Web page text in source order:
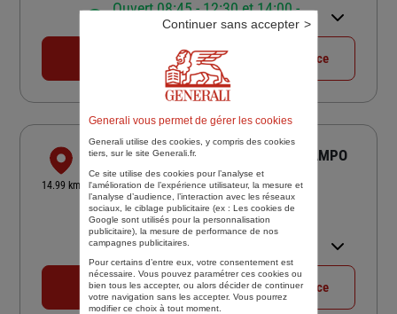
Ouvert 08:45 - 12:30 et 14:00 -
Voir la fiche agence
14.99 km
LE SUD ASSURE - S.CHAMINADE R. CAMPO
8 PL WILSON
83390 PIERREFEU DU VAR
4,8/5Note de 4.8 sur 5
(Google) 146 avis
Ouvert 09:00 - 12:30 et 13:30 -
17:00
04 94 48 14 37 Voir la fiche agence
Generali vous permet de gérer les cookies
Generali utilise des cookies, y compris des cookies
tiers, sur le site Generali.fr.
Ce site utilise des cookies pour l’analyse et
l'amélioration de l’expérience utilisateur, la mesure et
l’analyse d’audience, l’interaction avec les réseaux
sociaux, le ciblage publicitaire (ex : Les cookies de
Google sont utilisés pour la personnalisation
publicitaire), la mesure de performance de nos
campagnes publicitaires.
Pour certains d’entre eux, votre consentement est
nécessaire. Vous pouvez paramétrer ces cookies ou
bien tous les accepter, ou alors décider de continuer
votre navigation sans les accepter. Vous pourrez
modifier ce choix à tout moment.
Continuer sans accepter